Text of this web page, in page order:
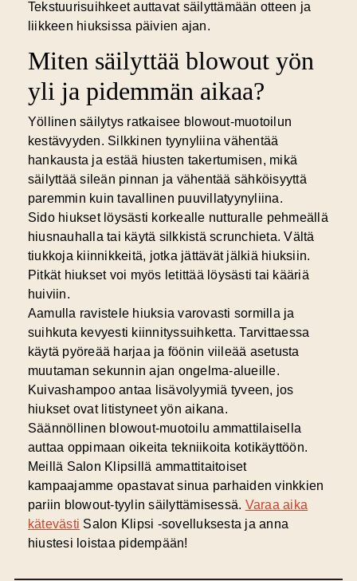
Tekstuurisuihkeet auttavat säilyttämään otteen ja
liikkeen hiuksissa päivien ajan.
Miten säilyttää blowout yön
yli ja pidemmän aikaa?
Yöllinen säilytys ratkaisee blowout-muotoilun
kestävyyden. Silkkinen tyynyliina vähentää
hankausta ja estää hiusten takertumisen, mikä
säilyttää sileän pinnan ja vähentää sähköisyyttä
paremmin kuin tavallinen puuvillatyynyliina.
Sido hiukset löysästi korkealle nutturalle pehmeällä
hiusnauhalla tai käytä silkkistä scrunchieta. Vältä
tiukkoja kiinnikkeitä, jotka jättävät jälkiä hiuksiin.
Pitkät hiukset voi myös letittää löysästi tai kääriä
huiviin.
Aamulla ravistele hiuksia varovasti sormilla ja
suihkuta kevyesti kiinnityssuihketta. Tarvittaessa
käytä pyöreää harjaa ja föönin viileää asetusta
muutaman sekunnin ajan ongelma-alueille.
Kuivashampoo antaa lisävolyymiä tyveen, jos
hiukset ovat litistyneet yön aikana.
Säännöllinen blowout-muotoilu ammattilaisella
auttaa oppimaan oikeita tekniikoita kotikäyttöön.
Meillä Salon Klipsillä ammattitaitoiset
kampaajamme opastavat sinua parhaiden vinkkien
pariin blowout-tyylin säilyttämisessä. Varaa aika
kätevästi Salon Klipsi -sovelluksesta ja anna
hiustesi loistaa pidempään!